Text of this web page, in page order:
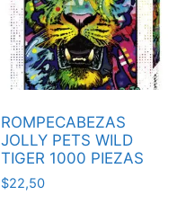
ROMPECABEZAS
JOLLY PETS WILD
TIGER 1000 PIEZAS
$22,50